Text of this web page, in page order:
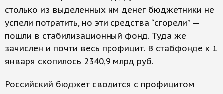
столько из выделенных им денег бюджетники не
успели потратить, но эти средства “сгорели” —
пошли в стабилизационный фонд. Туда же
зачислен и почти весь профицит. В стабфонде к 1
января скопилось 2340,9 млрд руб.
Российский бюджет сводится с профицитом